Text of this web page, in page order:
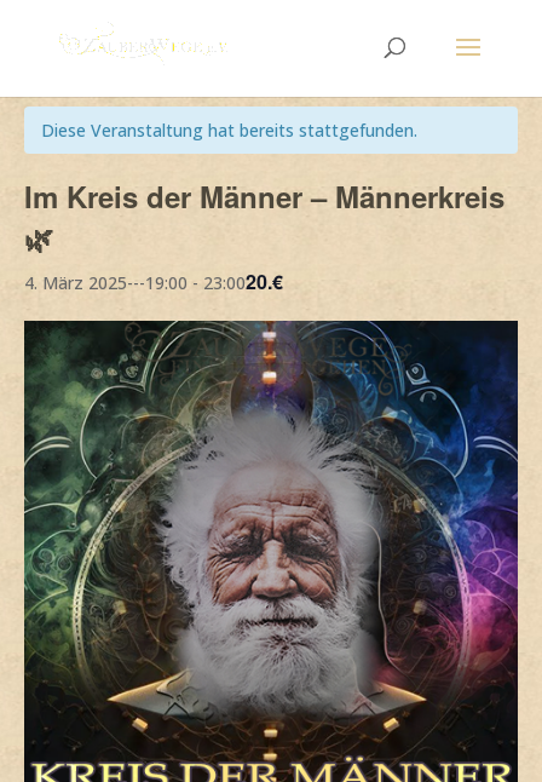
« Alle Veranstaltungen
Diese Veranstaltung hat bereits stattgefunden.
Im Kreis der Männer – Männerkreis
🌿
4. März 2025---19:00 - 23:0020.€